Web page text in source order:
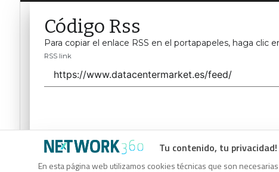
Tu contenido, tu privacidad!
En esta página web utilizamos cookies técnicas que son
Código Rss
Para copiar el enlace RSS en el portapapeles, haga clic
RSS link
Código Rss